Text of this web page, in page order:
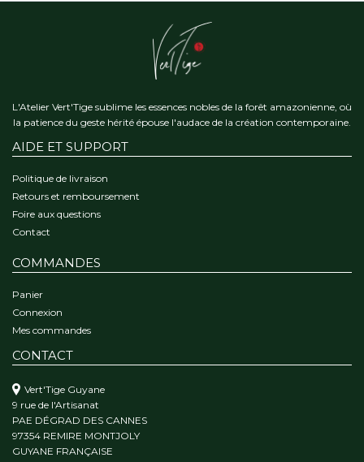
L'Atelier Vert'Tige sublime les essences nobles de la forêt amazonienne, où
la patience du geste hérité épouse l'audace de la création contemporaine.
AIDE ET SUPPORT
Politique de livraison
Retours et remboursement
Foire aux questions
Contact
COMMANDES
Panier
Connexion
Mes commandes
CONTACT
Vert'Tige Guyane
9 rue de l'Artisanat
PAE DÉGRAD DES CANNES
97354 REMIRE MONTJOLY
GUYANE FRANÇAISE